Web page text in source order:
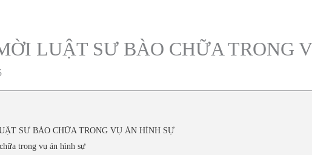
LUẬT SƯ BÀO CHỮA TRONG
SƯ BÀO CHỮA TRONG VỤ ÁN HÌNH SỰ
trong vụ án hình sự